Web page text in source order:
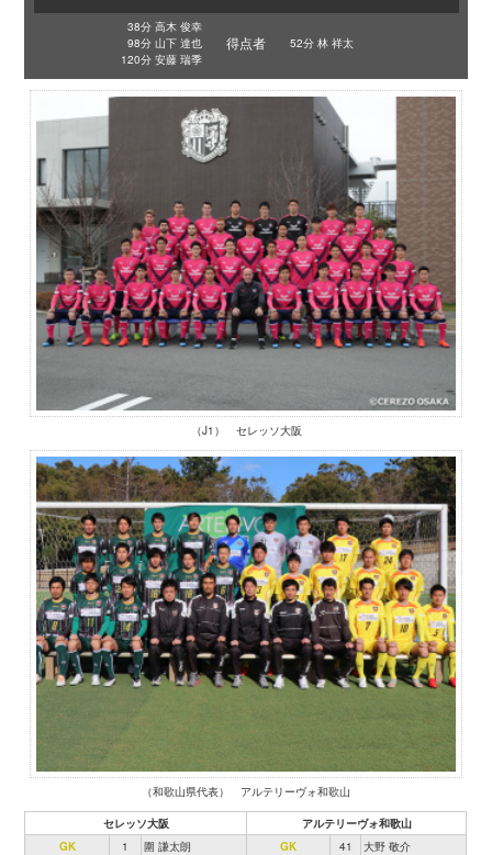
38分 高木 俊幸
98分 山下 達也
120分 安藤 瑞季
得点者 52分 林 祥太
（J1） セレッソ大阪
（和歌山県代表） アルテリーヴォ和歌山
セレッソ大阪
アルテリーヴォ和歌山
GK
1 圍 謙太朗 GK 41 大野 敬介